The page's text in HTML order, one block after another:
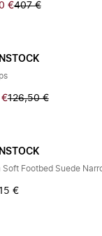
€407 €
€126,50 €
Soft Footbed Suede
€